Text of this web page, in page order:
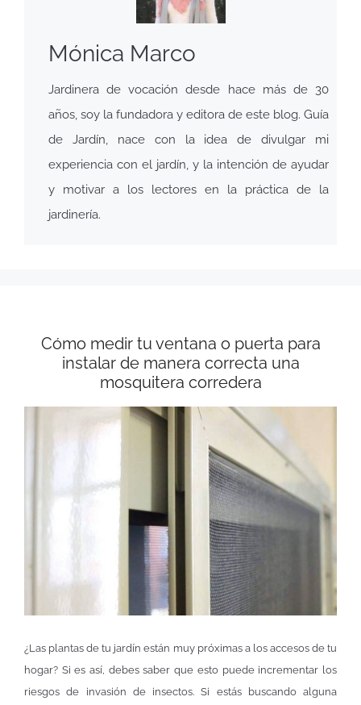
Mónica Marco
Jardinera de vocación desde hace más de 30
años, soy la fundadora y editora de este blog. Guía
de Jardín, nace con la idea de divulgar mi
experiencia con el jardín, y la intención de ayudar
y motivar a los lectores en la práctica de la
jardinería.
Cómo medir tu ventana o puerta para
instalar de manera correcta una
mosquitera corredera
¿Las plantas de tu jardín están muy próximas a los accesos de tu
hogar? Si es así, debes saber que esto puede incrementar los
riesgos de invasión de insectos. Si estás buscando alguna